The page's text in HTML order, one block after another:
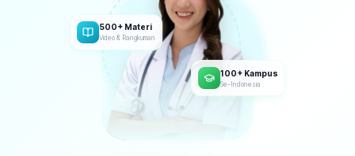
500+ Materi
Video & Rangkuman
100+ Kampus
Se-Indonesia